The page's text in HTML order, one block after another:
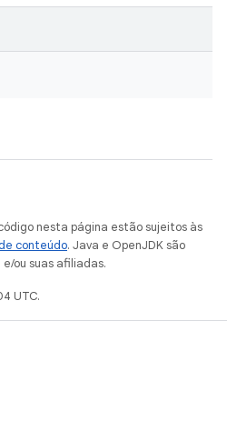
nesta página estão sujeitos às
conteúdo. Java e OpenJDK são
ou suas afiliadas.
UTC.